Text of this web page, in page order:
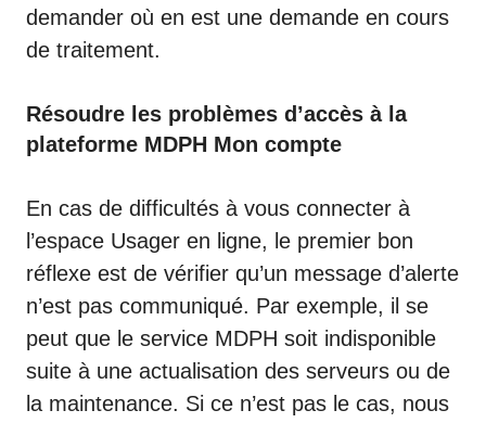
demander où en est une demande en cours
de traitement.
Résoudre les problèmes d’accès à la
plateforme MDPH Mon compte
En cas de difficultés à vous connecter à
l’espace Usager en ligne, le premier bon
réflexe est de vérifier qu’un message d’alerte
n’est pas communiqué. Par exemple, il se
peut que le service MDPH soit indisponible
suite à une actualisation des serveurs ou de
la maintenance. Si ce n’est pas le cas, nous